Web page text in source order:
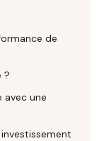
de
?
avec une